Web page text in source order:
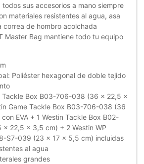
todos sus accesorios a mano siempre
materiales resistentes al agua, asa
correa de hombro acolchada
Master Bag mantiene todo tu equipo
Poliéster hexagonal de doble tejido
Tackle Box B03-706-038 (36 x 22,5 x
Game Tackle Box B03-706-038 (36
EVA + 1 Westin Tackle Box B02-
22,5 x 3,5 cm) + 2 Westin WP
S7-039 (23 x 17 x 5,5 cm) incluidas
al agua
grandes